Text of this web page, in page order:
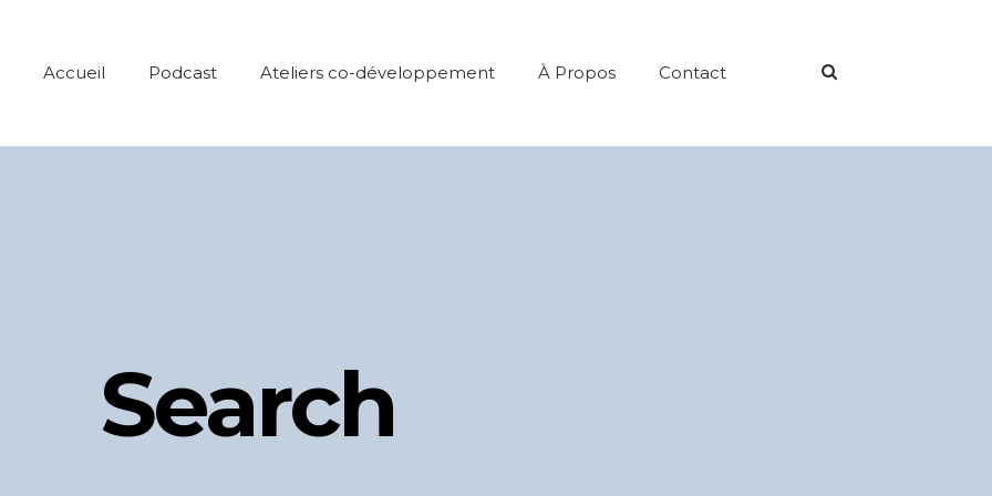
Accueil Podcast Ateliers co-développement À Propos Contact
Search